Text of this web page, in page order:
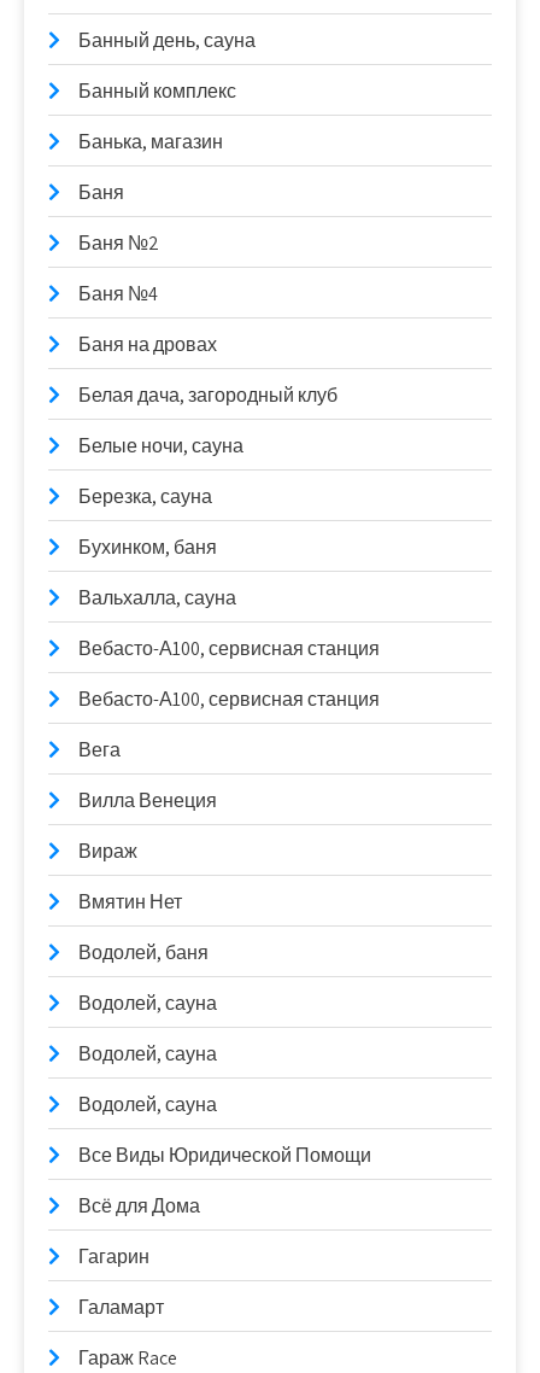
Банный день, сауна
Банный комплекс
Банька, магазин
Баня
Баня №2
Баня №4
Баня на дровах
Белая дача, загородный клуб
Белые ночи, сауна
Березка, сауна
Бухинком, баня
Вальхалла, сауна
Вебасто-А100, сервисная станция
Вебасто-А100, сервисная станция
Вега
Вилла Венеция
Вираж
Вмятин Нет
Водолей, баня
Водолей, сауна
Водолей, сауна
Водолей, сауна
Все Виды Юридической Помощи
Всё для Дома
Гагарин
Галамарт
Гараж Race